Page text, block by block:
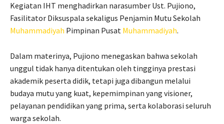
Kegiatan IHT menghadirkan narasumber Ust. Pujiono,
Fasilitator Diksuspala sekaligus Penjamin Mutu Sekolah
Muhammadiyah Pimpinan Pusat Muhammadiyah.
Dalam materinya, Pujiono menegaskan bahwa sekolah
unggul tidak hanya ditentukan oleh tingginya prestasi
akademik peserta didik, tetapi juga dibangun melalui
budaya mutu yang kuat, kepemimpinan yang visioner,
pelayanan pendidikan yang prima, serta kolaborasi seluruh
warga sekolah.